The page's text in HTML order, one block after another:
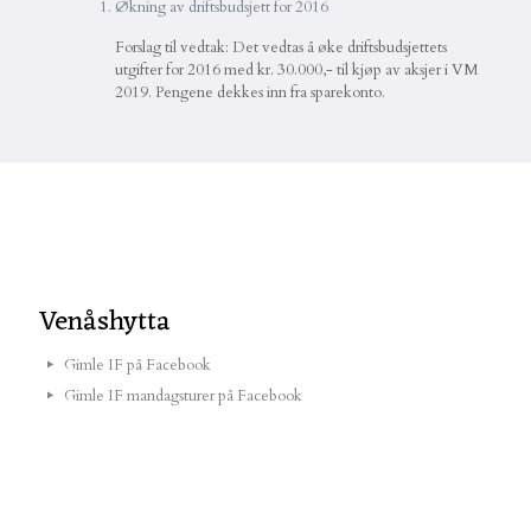
Økning av driftsbudsjett for 2016
Forslag til vedtak: Det vedtas å øke driftsbudsjettets
utgifter for 2016 med kr. 30.000,- til kjøp av aksjer i VM
2019. Pengene dekkes inn fra sparekonto.
Venåshytta
Gimle IF på Facebook
Gimle IF mandagsturer på Facebook